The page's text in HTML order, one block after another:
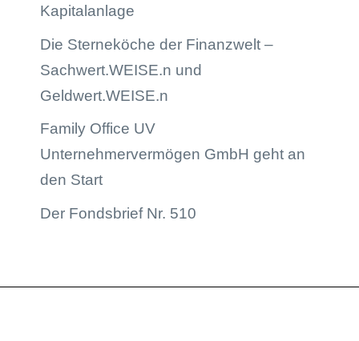
Kapitalanlage
Die Sterneköche der Finanzwelt –
Sachwert.WEISE.n und
Geldwert.WEISE.n
Family Office UV
Unternehmervermögen GmbH geht an
den Start
Der Fondsbrief Nr. 510